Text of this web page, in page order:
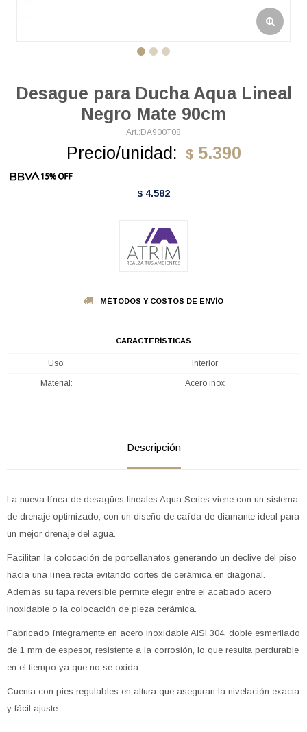
Desague para Ducha Aqua Lineal
Negro Mate 90cm
DA900T08
Precio/unidad: $ 5.390
$ 4.582
MÉTODOS Y COSTOS DE ENVÍO
CARACTERÍSTICAS
Uso Interior
Material Acero inox
Descripción
La nueva línea de desagües lineales Aqua Series viene con un sistema
de drenaje optimizado, con un diseño de caída de diamante ideal para
un mejor drenaje del agua.
Facilitan la colocación de porcellanatos generando un declive del piso
hacia una línea recta evitando cortes de cerámica en diagonal.
Además su tapa reversible permite elegir entre el acabado acero
inoxidable o la colocación de pieza cerámica.
Fabricado íntegramente en acero inoxidable AISI 304, doble esmerilado
de 1 mm de espesor, resistente a la corrosión, lo que resulta perdurable
en el tiempo ya que no se oxida
Cuenta con pies regulables en altura que aseguran la nivelación exacta
y fácil ajuste.